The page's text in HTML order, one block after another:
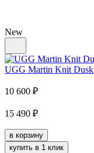
New
UGG Martin Knit Dusk
10 600 ₽
15 490 ₽
в корзину
купить в 1 клик